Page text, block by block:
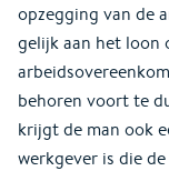
opzegging van de
gelijk aan het loon
behoren voort te
krijgt de man ook
werkgever is die